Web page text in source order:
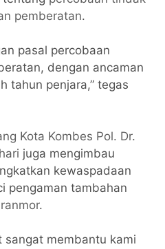
pemberatan.
pasal percobaan
dengan ancaman
tahun penjara,” tegas
Kota Kombes Pol. Dr.
juga mengimbau
kewaspadaan
pengaman tambahan
.
sangat membantu kami